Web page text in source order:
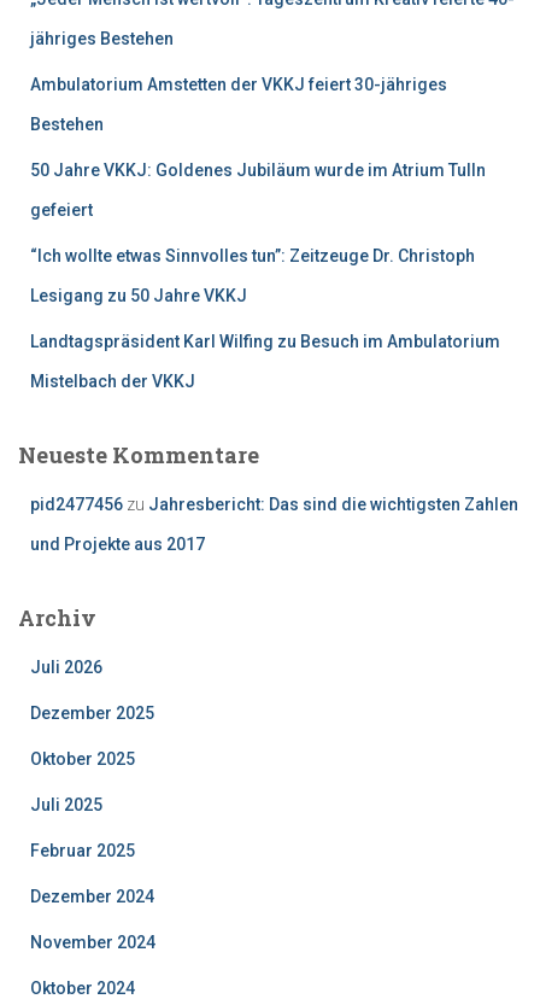
jähriges Bestehen
Ambulatorium Amstetten der VKKJ feiert 30-jähriges
Bestehen
50 Jahre VKKJ: Goldenes Jubiläum wurde im Atrium Tulln
gefeiert
“Ich wollte etwas Sinnvolles tun”: Zeitzeuge Dr. Christoph
Lesigang zu 50 Jahre VKKJ
Landtagspräsident Karl Wilfing zu Besuch im Ambulatorium
Mistelbach der VKKJ
Neueste Kommentare
pid2477456 zu Jahresbericht: Das sind die wichtigsten Zahlen
und Projekte aus 2017
Archiv
Juli 2026
Dezember 2025
Oktober 2025
Juli 2025
Februar 2025
Dezember 2024
November 2024
Oktober 2024